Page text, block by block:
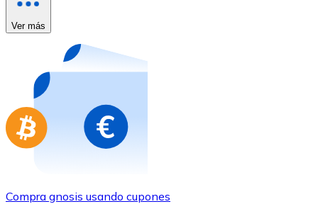
Compra tarjetas regalo de tus marcas favoritas con
Ir a la tienda de tarjetas regalo
Ver más
Compra gnosis usando cupones